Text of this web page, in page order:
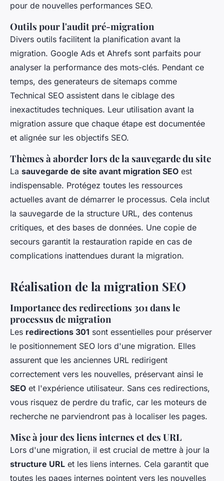
pour de nouvelles performances SEO.
Outils pour l'audit pré-migration
Divers outils facilitent la planification avant la
migration. Google Ads et Ahrefs sont parfaits pour
analyser la performance des mots-clés. Pendant ce
temps, des generateurs de sitemaps comme
Technical SEO assistent dans le ciblage des
inexactitudes techniques. Leur utilisation avant la
migration assure que chaque étape est documentée
et alignée sur les objectifs SEO.
Thèmes à aborder lors de la sauvegarde du site
La sauvegarde de site avant migration SEO est
indispensable. Protégez toutes les ressources
actuelles avant de démarrer le processus. Cela inclut
la sauvegarde de la structure URL, des contenus
critiques, et des bases de données. Une copie de
secours garantit la restauration rapide en cas de
complications inattendues durant la migration.
Réalisation de la migration SEO
Importance des redirections 301dans le
processus de migration
Les redirections 301 sont essentielles pour préserver
le positionnement SEO lors d'une migration. Elles
assurent que les anciennes URL redirigent
correctement vers les nouvelles, préservant ainsi le
SEO et l'expérience utilisateur. Sans ces redirections,
vous risquez de perdre du trafic, car les moteurs de
recherche ne parviendront pas à localiser les pages.
Mise à jour des liens internes et des URL
Lors d'une migration, il est crucial de mettre à jour la
structure URL et les liens internes. Cela garantit que
toutes les pages internes pointent vers les nouvelles